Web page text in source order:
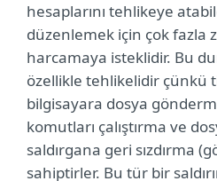
hesaplarını tehlikeye
düzenlemek için çok fazla
harcamaya isteklidir. Bu
özellikle tehlikelidir çünkü
bilgisayara dosya
komutları çalıştırma ve
saldırgana geri sızdırma
sahiptirler. Bu tür bir